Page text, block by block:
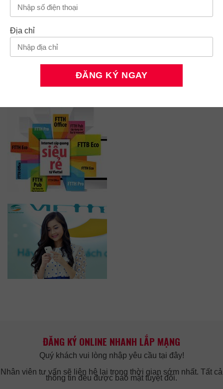
ĐĂNG KÝ ONLINE NHANH LẮP MẠNG
Quý khách vui lòng nhập yêu cầu tại đây!
Nhân viên tư vấn sẽ liên hệ lại trong thời gian sớm nhất. Tất cả
thông tin đều được bảo mật tuyệt đối.
Địa chỉ